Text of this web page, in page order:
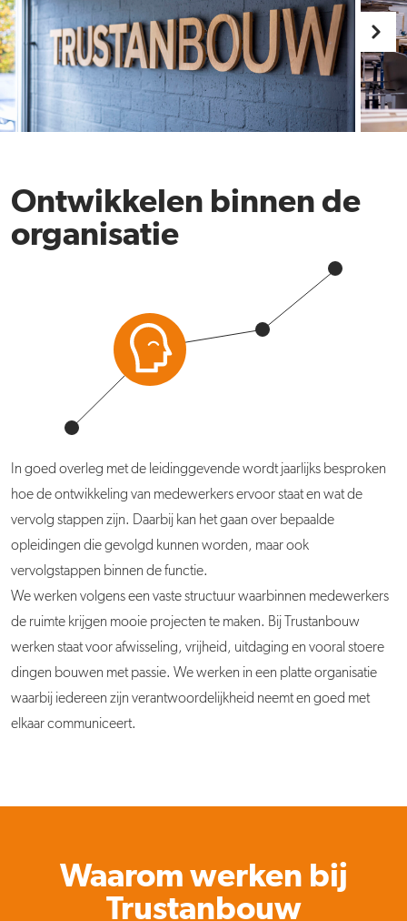
Ontwikkelen binnen de
organisatie
In goed overleg met de leidinggevende wordt jaarlijks besproken
hoe de ontwikkeling van medewerkers ervoor staat en wat de
vervolg stappen zijn. Daarbij kan het gaan over bepaalde
opleidingen die gevolgd kunnen worden, maar ook
vervolgstappen binnen de functie.
We werken volgens een vaste structuur waarbinnen medewerkers
de ruimte krijgen mooie projecten te maken. Bij Trustanbouw
werken staat voor afwisseling, vrijheid, uitdaging en vooral stoere
dingen bouwen met passie. We werken in een platte organisatie
waarbij iedereen zijn verantwoordelijkheid neemt en goed met
elkaar communiceert.
Waarom werken bij
Trustanbouw